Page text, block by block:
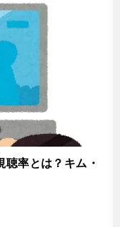
率とは？キム・